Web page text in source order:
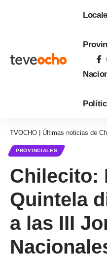
TVOCHO | Últimas noticias de
PROVINCIALES
Chilecito:
Quintela
a las III